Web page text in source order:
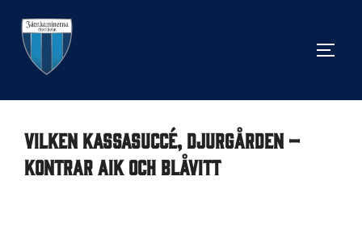
innehåll
Vilken kassasuccé, Djurgården –
kontrar AIK och Blåvitt